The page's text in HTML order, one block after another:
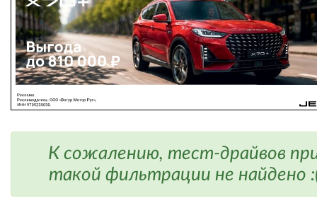
К сожалению, тест-драйвов
такой фильтрации не найдено